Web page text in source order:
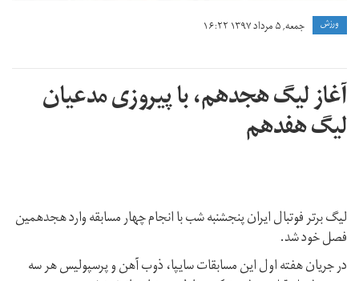
ورزش جمعه, ۵ مرداد ۱۳۹۷ ۱۶:۲۲
آغاز لیگ هجدهم، با پیروزی مدعیان
لیگ هفدهم
لیگ برتر فوتبال ایران پنجشنبه شب با انجام چهار مسابقه وارد هجدهمین
فصل خود شد.
در جریان هفته اول این مسابقات سایپا، ذوب آهن و پرسپولیس هر سه